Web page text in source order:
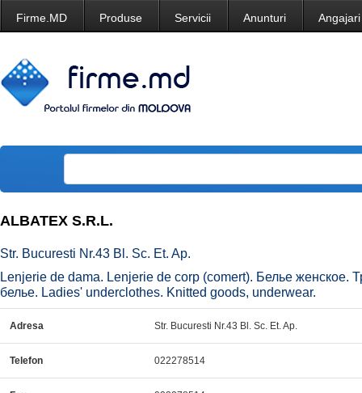
Firme.MD Produse Servicii Anunturi Angajari
ALBATEX S.R.L.
Str. Bucuresti Nr.43 Bl. Sc. Et. Ap.
Lenjerie de dama. Lenjerie de corp (comert). Белье женское.
белье. Ladies' underclothes. Knitted goods, underwear.
Adresa Str. Bucuresti Nr.43 Bl. Sc. Et. Ap.
Telefon 022278514